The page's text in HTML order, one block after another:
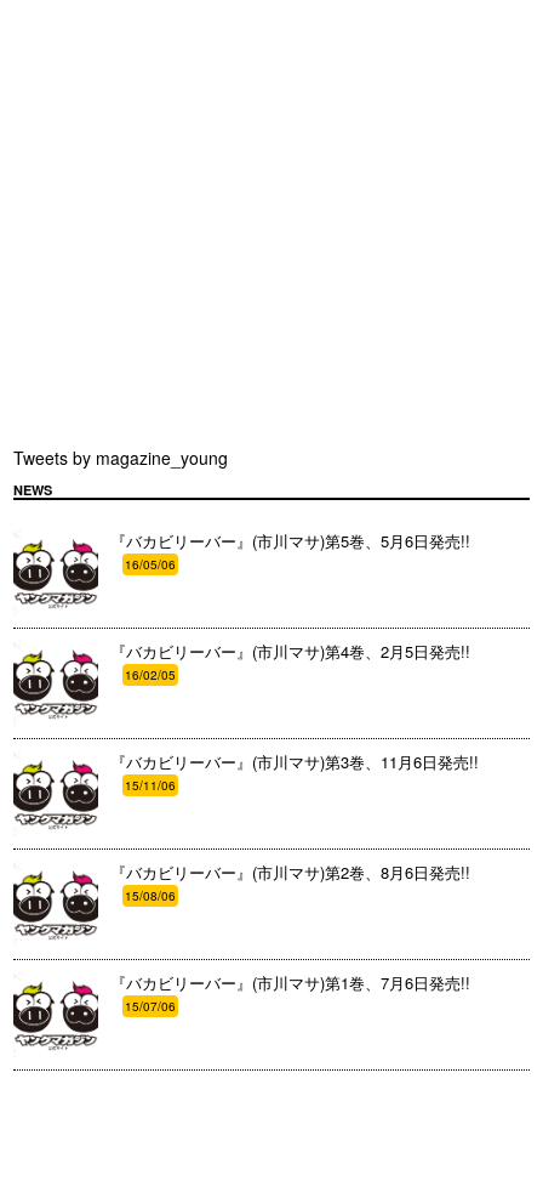
Tweets by magazine_young
NEWS
『バカビリーバー』(市川マサ)第5巻、5月6日発売!!
16/05/06
『バカビリーバー』(市川マサ)第4巻、2月5日発売!!
16/02/05
『バカビリーバー』(市川マサ)第3巻、11月6日発売!!
15/11/06
『バカビリーバー』(市川マサ)第2巻、8月6日発売!!
15/08/06
『バカビリーバー』(市川マサ)第1巻、7月6日発売!!
15/07/06